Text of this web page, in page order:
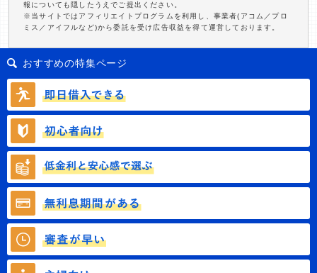
報についても隠したうえでご提出ください。
※当サイトではアフィリエイトプログラムを利用し、事業者(アコム／プロ
ミス／アイフルなど)から委託を受け広告収益を得て運営しております。
おすすめの特集ページ